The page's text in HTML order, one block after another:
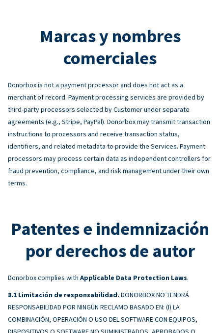
Marcas y nombres
comerciales
Donorbox is not a payment processor and does not act as a
merchant of record. Payment processing services are provided by
third-party processors selected by Customer under separate
agreements (e.g., Stripe, PayPal). Donorbox may transmit transaction
instructions to processors and receive transaction status,
identifiers, and related metadata to provide the Services. Payment
processors may process certain data as independent controllers for
fraud prevention, compliance, and risk management under their own
terms.
Patentes e indemnización
por derechos de autor
Donorbox complies with Applicable Data Protection Laws.
Limitación de responsabilidad. DONORBOX NO TENDRÁ
RESPONSABILIDAD POR NINGÚN RECLAMO BASADO EN: (I) LA
COMBINACIÓN, OPERACIÓN O USO DEL SOFTWARE CON EQUIPOS,